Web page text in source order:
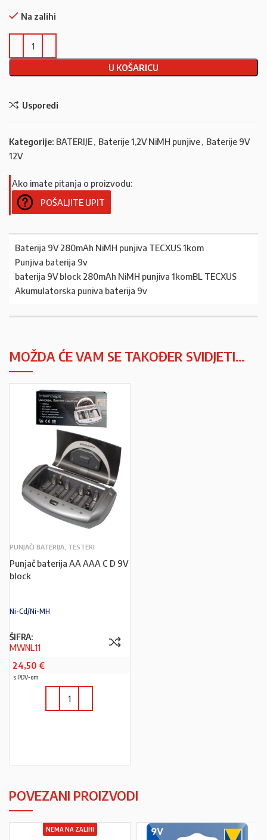
Na zalihi
U KOŠARICU
Usporedi
Kategorije: BATERIJE, Baterije 1,2V NiMH punjive, Baterije 9V
12V
Ako imate pitanja o proizvodu:
POŠALJITE UPIT
Baterija 9V 280mAh NiMH punjiva TECXUS 1kom
Punjiva baterija 9v
baterija 9V block 280mAh NiMH punjiva 1komBL TECXUS
Akumulatorska puniva baterija 9v
MOŽDA ĆE VAM SE TAKOĐER SVIDJETI…
PUNJAČI BATERIJA, TESTERI
Punjač baterija AA AAA C D 9V
block
Ni-Cd/Ni-MH
ŠIFRA:
MWNL11
24,50 €
s PDV-om
POVEZANI PROIZVODI
NEMA NA ZALIHI